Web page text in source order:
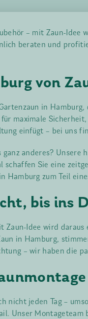
– mit Zaun-
beraten und
von
in
für maximale
einfügt – bei uns
ganz anderes?
schaffen Sie eine
Hamburg zum Teil
bis ins
Zaun-Idee wird
in Hamburg,
– wir haben die
nicht jeden Tag –
Unser